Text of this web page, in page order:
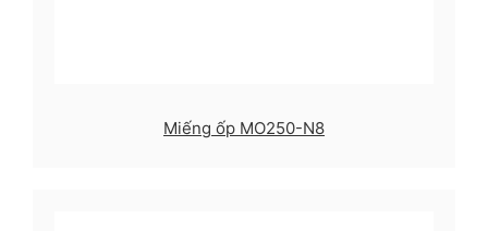
Miếng ốp MO250-N8